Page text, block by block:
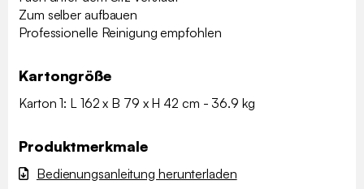
Zum selber aufbauen
Professionelle Reinigung empfohlen
Kartongröße
Karton 1: L 162 x B 79 x H 42 cm - 36.9 kg
Produktmerkmale
Bedienungsanleitung herunterladen